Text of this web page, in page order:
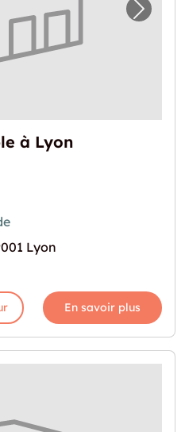
pour "Devis garde-
à Lyon
Lyon
En savoir plus